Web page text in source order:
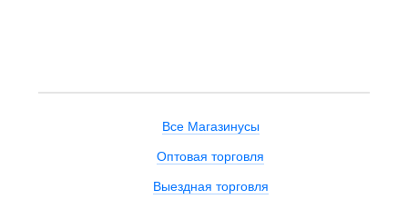
Все Магазинусы
Оптовая торговля
Выездная торговля